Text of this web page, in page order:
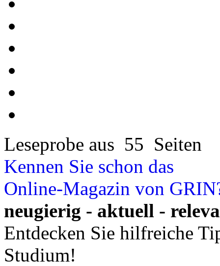
Leseprobe aus 55 Seiten
Kennen Sie schon das
Online-Magazin von
neugierig - aktuell -
Entdecken Sie hilfreiche
Studium!